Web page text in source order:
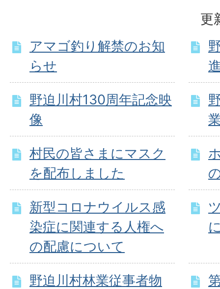
更
アマゴ釣り解禁のお知
らせ
野迫川村130周年記念映
像
村民の皆さまにマスク
を配布しました
新型コロナウイルス感
染症に関連する人権へ
の配慮について
野迫川村林業従事者物